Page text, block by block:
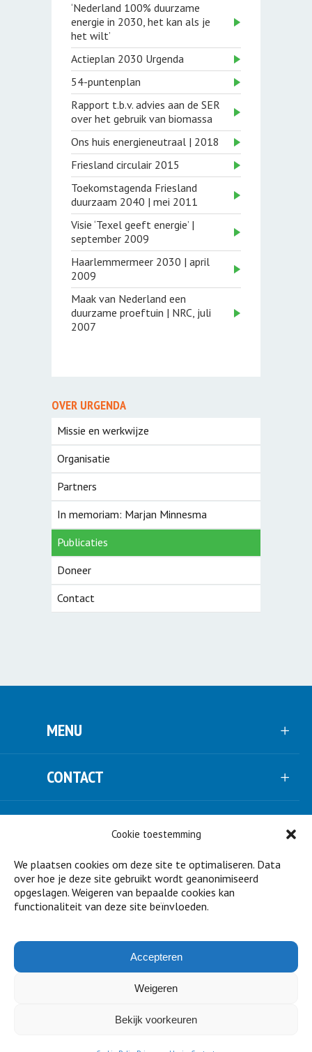
Cookie toestemming
We plaatsen cookies om deze site te optimaliseren. Data
over hoe je deze site gebruikt wordt geanonimiseerd
opgeslagen. Weigeren van bepaalde cookies kan
functionaliteit van deze site beïnvloeden.
Accepteren
Weigeren
Bekijk voorkeuren
‘Nederland 100% duurzame
energie in 2030, het kan als je
het wilt’
Actieplan 2030 Urgenda
54-puntenplan
Rapport t.b.v. advies aan de SER
over het gebruik van biomassa
Ons huis energieneutraal | 2018
Friesland circulair 2015
Toekomstagenda Friesland
duurzaam 2040 | mei 2011
Visie ‘Texel geeft energie’ |
september 2009
Haarlemmermeer 2030 | april
2009
Maak van Nederland een
duurzame proeftuin | NRC, juli
2007
OVER URGENDA
Missie en werkwijze
Organisatie
Partners
In memoriam: Marjan Minnesma
Publicaties
Doneer
Contact
MENU
CONTACT
NIEUWSBRIEF
STEUN ONS
© Copyright Urgenda · disclaimer·